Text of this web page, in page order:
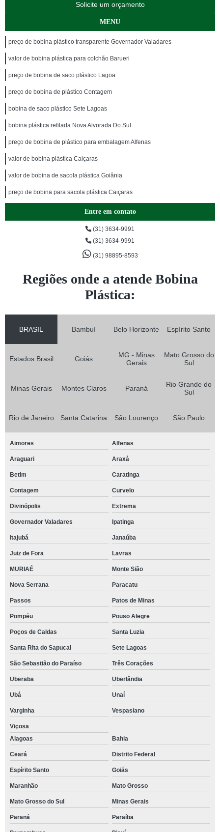
Solicite um orçamento
MENU
preço de bobina plástico transparente Governador Valadares
valor de bobina plástica para colchão Barueri
preço de bobina de saco plástico Lagoa
preço de bobina de plástico Contagem
bobina de saco plástico Sete Lagoas
bobina plástica refilada Nova Alvorada Do Sul
preço de bobina de plástico para embalagem Alfenas
valor de bobina plástica Caiçaras
valor de bobina de sacola plástica Goiânia
preço de bobina para sacola plástica Caiçaras
Entre em contato
(31) 3634-9991
(31) 3634-9991
(31) 98895-8593
Regiões onde a atende Bobina
Plástica:
BRASIL Bambuí Belo Horizonte Espírito Santo
Estados Brasil Goiás
MG - Minas
Gerais
Mato Grosso do
Sul
Minas Gerais Montes Claros Paraná
Rio Grande do
Sul
Rio de Janeiro Santa Catarina São Lourenço São Paulo
Aimores Alfenas
Araguari Araxá
Betim Caratinga
Contagem Curvelo
Divinópolis Extrema
Governador Valadares Ipatinga
Itajubá Janaúba
Juiz de Fora Lavras
MURIAÉ Monte Sião
Nova Serrana Paracatu
Passos Patos de Minas
Pompéu Pouso Alegre
Poços de Caldas Santa Luzia
Santa Rita do Sapucai Sete Lagoas
São Sebastião do Paraíso Três Corações
Uberaba Uberlândia
Ubá Unaí
Varginha Vespasiano
Viçosa
Alagoas
Bahia
Ceará Distrito Federal
Espírito Santo Goiás
Maranhão Mato Grosso
Mato Grosso do Sul Minas Gerais
Paraná Paraíba